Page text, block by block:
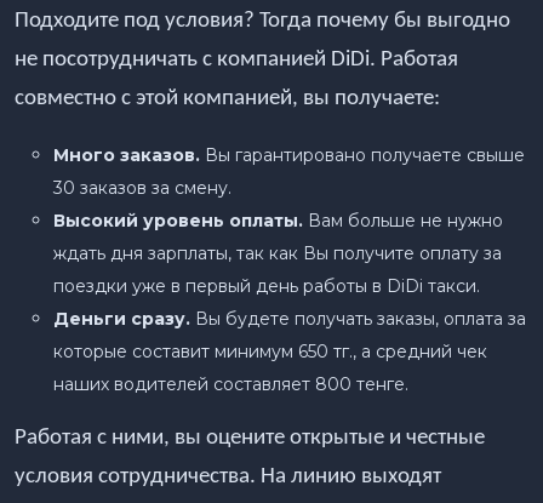
Подходите под условия? Тогда почему бы выгодно
не посотрудничать с компанией DiDi. Работая
совместно с этой компанией, вы получаете:
Много заказов. Вы гарантировано получаете свыше
30 заказов за смену.
Высокий уровень оплаты. Вам больше не нужно
ждать дня зарплаты, так как Вы получите оплату за
поездки уже в первый день работы в DiDi такси.
Деньги сразу. Вы будете получать заказы, оплата за
которые составит минимум 650 тг., а средний чек
наших водителей составляет 800 тенге.
Работая с ними, вы оцените открытые и честные
условия сотрудничества. На линию выходят